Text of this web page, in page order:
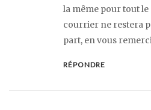
la même pour tout le
courrier ne restera
part, en vous
RÉPONDRE